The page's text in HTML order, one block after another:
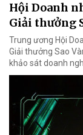
Hội Doanh
Giải thưởng
Trung ương Hội
Giải thưởng Sao
khảo sát doanh